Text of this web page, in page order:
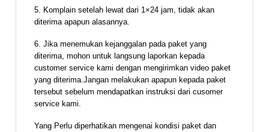
5. Komplain setelah lewat dari 1×24 jam, tidak akan
diterima apapun alasannya.
6. Jika menemukan kejanggalan pada paket yang
diterima, mohon untuk langsung laporkan kepada
customer service kami dengan mengirimkan video paket
yang diterima.Jangan melakukan apapun kepada paket
tersebut sebelum mendapatkan instruksi dari cusomer
service kami.
Yang Perlu diperhatikan mengenai kondisi paket dan